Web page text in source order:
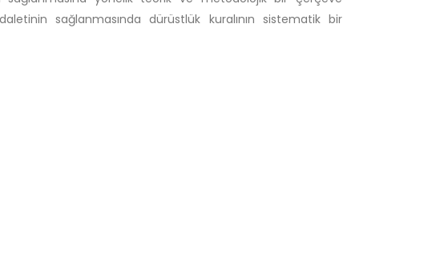
sağlanmasında dürüstlük kuralının sistematik bir